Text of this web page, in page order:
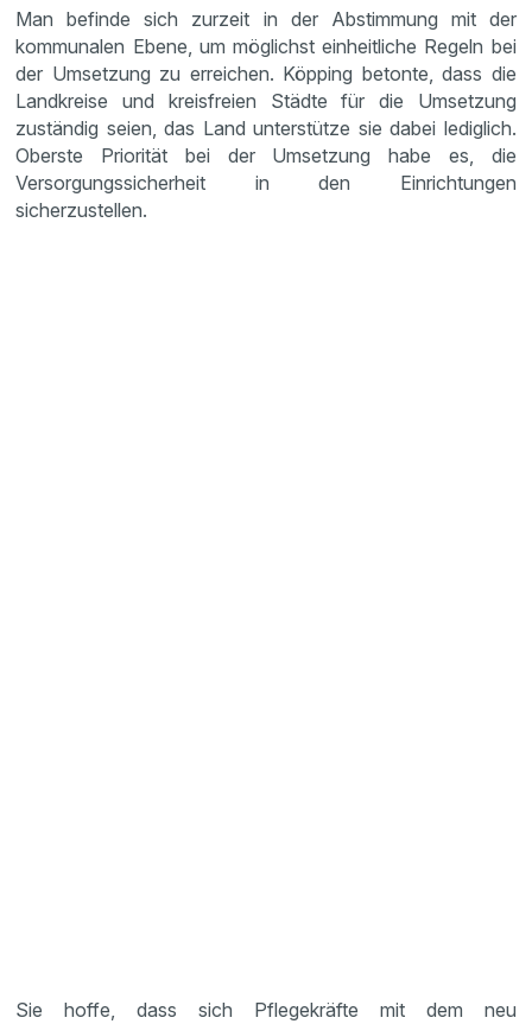
Man befinde sich zurzeit in der Abstimmung mit der
kommunalen Ebene, um möglichst einheitliche Regeln bei
der Umsetzung zu erreichen. Köpping betonte, dass die
Landkreise und kreisfreien Städte für die Umsetzung
zuständig seien, das Land unterstütze sie dabei lediglich.
Oberste Priorität bei der Umsetzung habe es, die
Versorgungssicherheit in den Einrichtungen
sicherzustellen.
Sie hoffe, dass sich Pflegekräfte mit dem neu